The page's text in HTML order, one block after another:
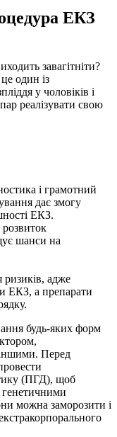
ЕКЗ
завагітніти?
один із
у чоловіків і
реалізувати свою
і грамотний
дає змогу
ЕКЗ.
розвиток
шанси на
ризиків, адже
ЕКЗ, а препарати
будь-яких форм
Перед
(ПГД), щоб
можна заморозити і